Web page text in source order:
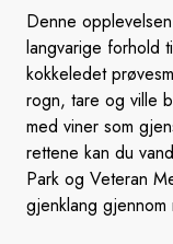
Denne
langvarige forhold
kokkeledet
rogn, tare og ville
med viner som
rettene kan du
Park og Veteran
gjenklang